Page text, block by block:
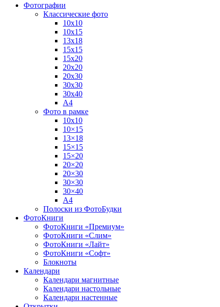
Фотографии
Классические фото
10х10
10х15
13х18
15х15
15х20
20х20
20х30
30х30
30х40
А4
Фото в рамке
10х10
10×15
13×18
15×15
15×20
20×20
20×30
30×30
30×40
A4
Полоски из ФотоБудки
ФотоКниги
ФотоКниги «Премиум»
ФотоКниги «Слим»
ФотоКниги «Лайт»
ФотоКниги «Софт»
Блокноты
Календари
Календари магнитные
Календари настольные
Календари настенные